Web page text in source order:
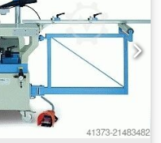
god
til de opgaver, du
og den skal have
jobbet effektivt.
og
med bredt